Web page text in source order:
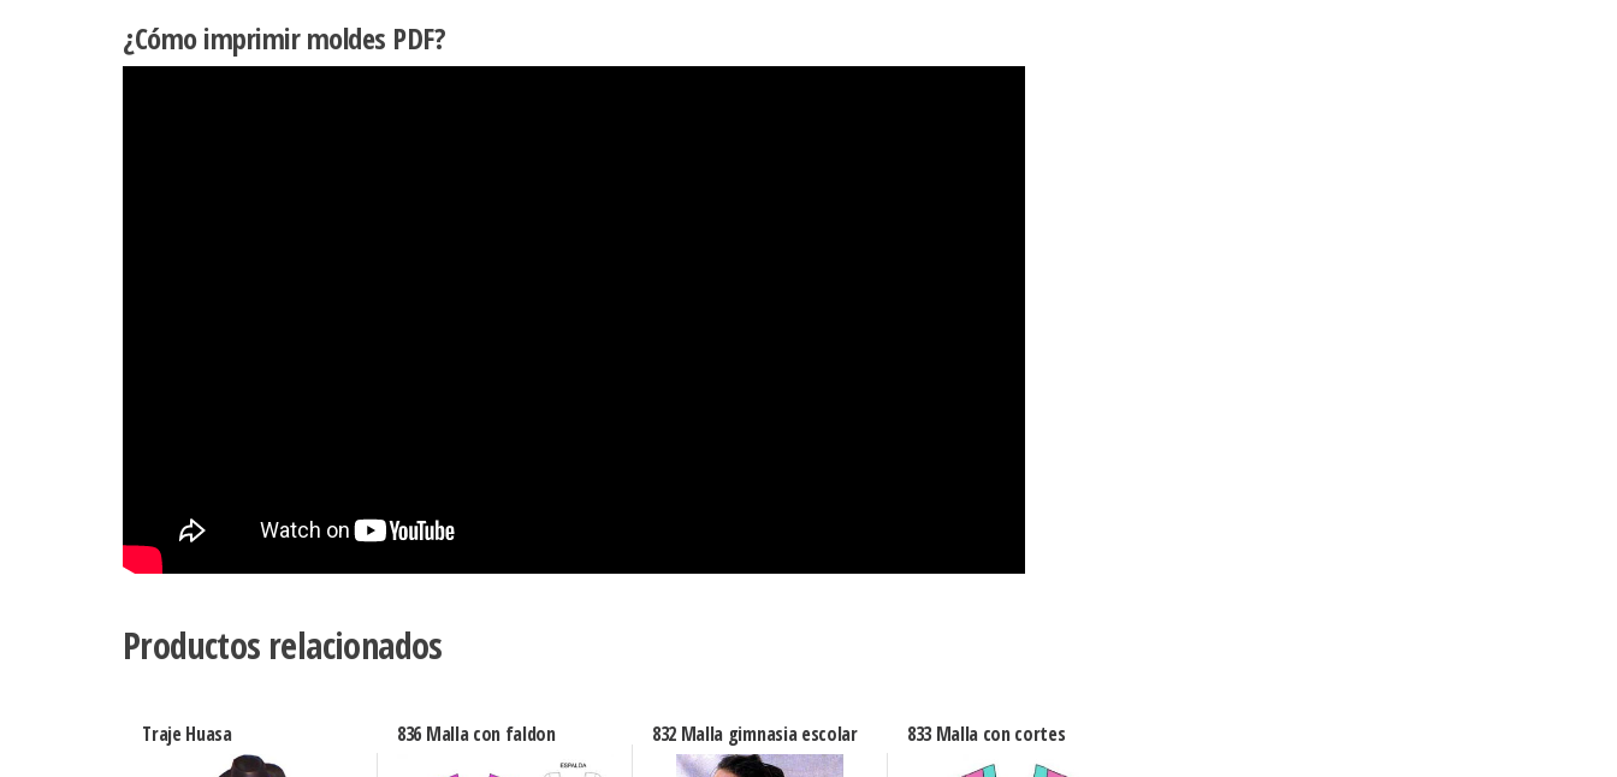
¿Cómo imprimir moldes PDF?
Productos relacionados
Traje Huasa 836 Malla con faldon 832 Malla gimnasia escolar 833 Malla con cortes